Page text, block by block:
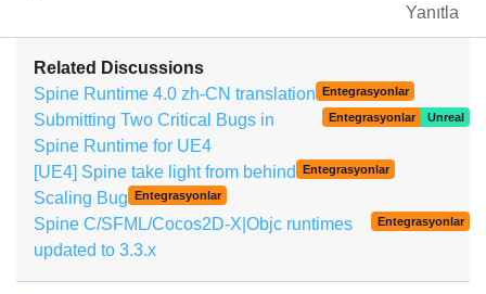
Yanıtla
Related Discussions
Spine Runtime 4.0 zh-CN translation Entegrasyonlar
Submitting Two Critical Bugs in
Spine Runtime for UE4
Entegrasyonlar Unreal
[UE4] Spine take light from behind Entegrasyonlar
Scaling Bug Entegrasyonlar
Spine C/SFML/Cocos2D-X|Objc runtimes
updated to 3.3.x
Entegrasyonlar